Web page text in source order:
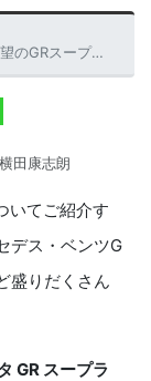
RCカーなど盛りだくさん
横田康志朗
いてご紹介す
デス・ベンツG
盛りだくさん
GR スープラ